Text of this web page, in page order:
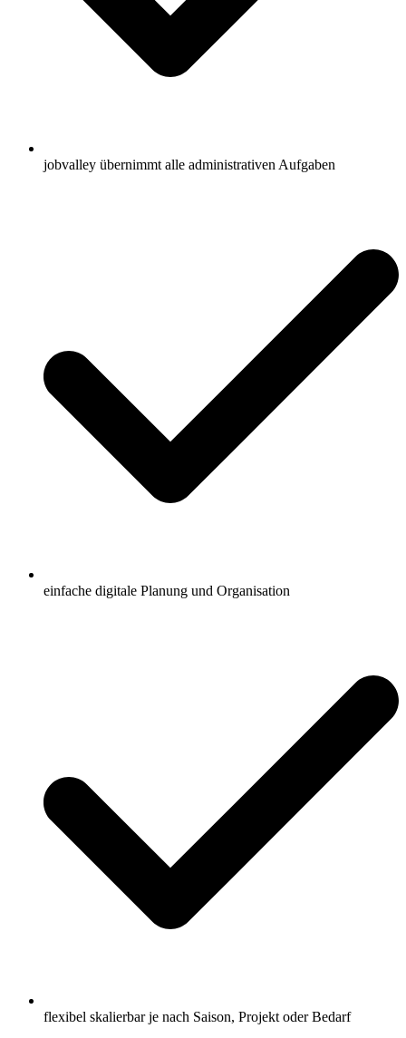
jobvalley übernimmt alle administrativen Aufgaben
einfache digitale Planung und Organisation
flexibel skalierbar je nach Saison, Projekt oder Bedarf